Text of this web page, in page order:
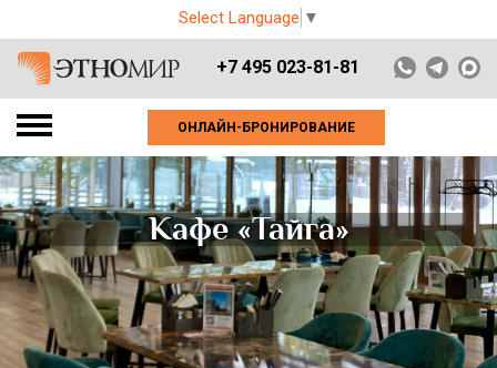
Select Language ▼
+7 495 023-81-81
ОНЛАЙН-БРОНИРОВАНИЕ
Кафе «Тайга»